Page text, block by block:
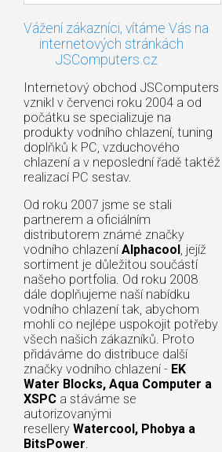
Vážení zákazníci, vítáme Vás na
internetových stránkách
JSComputers.cz
Internetový obchod JSComputers
vznikl v červenci roku 2004 a od
počátku se specializuje na
produkty vodního chlazení, tuning
doplňků k PC, vzduchového
chlazení a v neposlední řadě taktéž
realizací PC sestav.
Od roku 2007 jsme se stali
partnerem a oficiálním
distributorem známé značky
vodního chlazení Alphacool, jejíž
sortiment je důležitou součástí
našeho portfolia. Od roku 2008
dále doplňujeme naší nabídku
vodního chlazení tak, abychom
mohli co nejlépe uspokojit potřeby
všech našich zákazníků. Proto
přidáváme do distribuce další
značky vodního chlazení - EK
Water Blocks, Aqua Computer a
XSPC a stáváme se
autorizovanými
resellery Watercool, Phobya a
BitsPower.